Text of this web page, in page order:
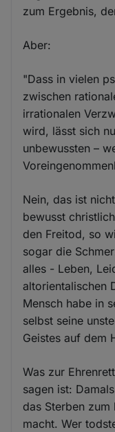
zum Ergebnis,
Aber:
"Dass in vielen
zwischen
irrationalen
wird, lässt sich
unbewussten –
Nein, das ist
bewusst
den Freitod, so
sogar die
alles - Leben,
altorientalischen
Mensch habe in
selbst seine
Geistes auf dem
Was zur
sagen ist:
das Sterben zum
macht. Wer